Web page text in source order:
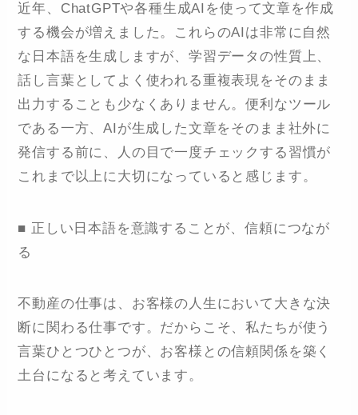
近年、ChatGPTや各種生成AIを使って文章を作成
する機会が増えました。これらのAIは非常に自然
な日本語を生成しますが、学習データの性質上、
話し言葉としてよく使われる重複表現をそのまま
出力することも少なくありません。便利なツール
である一方、AIが生成した文章をそのまま社外に
発信する前に、人の目で一度チェックする習慣が
これまで以上に大切になっていると感じます。
■ 正しい日本語を意識することが、信頼につなが
る
不動産の仕事は、お客様の人生において大きな決
断に関わる仕事です。だからこそ、私たちが使う
言葉ひとつひとつが、お客様との信頼関係を築く
土台になると考えています。